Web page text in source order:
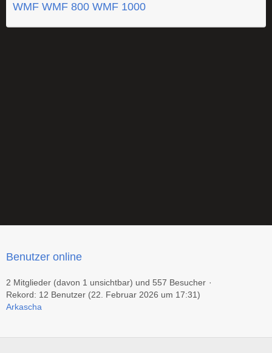
WMF WMF 800 WMF 1000
Benutzer online
2 Mitglieder (davon 1 unsichtbar) und 557 Besucher
Rekord: 12 Benutzer (22. Februar 2026 um 17:31)
Arkascha